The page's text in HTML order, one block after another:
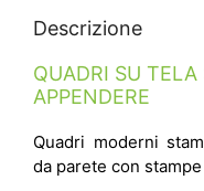
Descrizione
QUADRI SU TELA
APPENDERE
Quadri moderni
da parete con